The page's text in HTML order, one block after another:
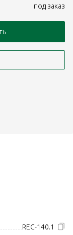
REC-140.1
под заказ